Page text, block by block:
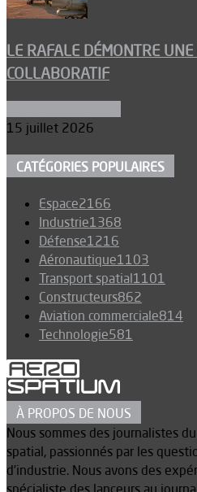
LE RAFALE DÉMONTRE
COLLABORATIF
15 juillet 2026
CATÉGORIES POPULAIRES
Espace2166
Industrie1368
Défense1216
Aéronautique1103
Transport spatial1101
Constructeurs862
Aviation commerciale814
Technologie581
À PROPOS DE NOUS
Nous sommes des journalistes
spatial, passionnés par les
d’industrie. Nous avons des